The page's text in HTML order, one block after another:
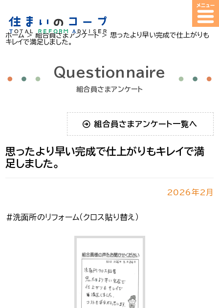
ホーム>組合員さまアンケート> 思ったより早い完成で仕上がりも
キレイで満足しました。
Questionnaire
組合員さまアンケート
組合員さまアンケート一覧へ
思ったより早い完成で仕上がりもキレイで満
足しました。
2026年2月
＃洗面所のリフォーム（クロス貼り替え）